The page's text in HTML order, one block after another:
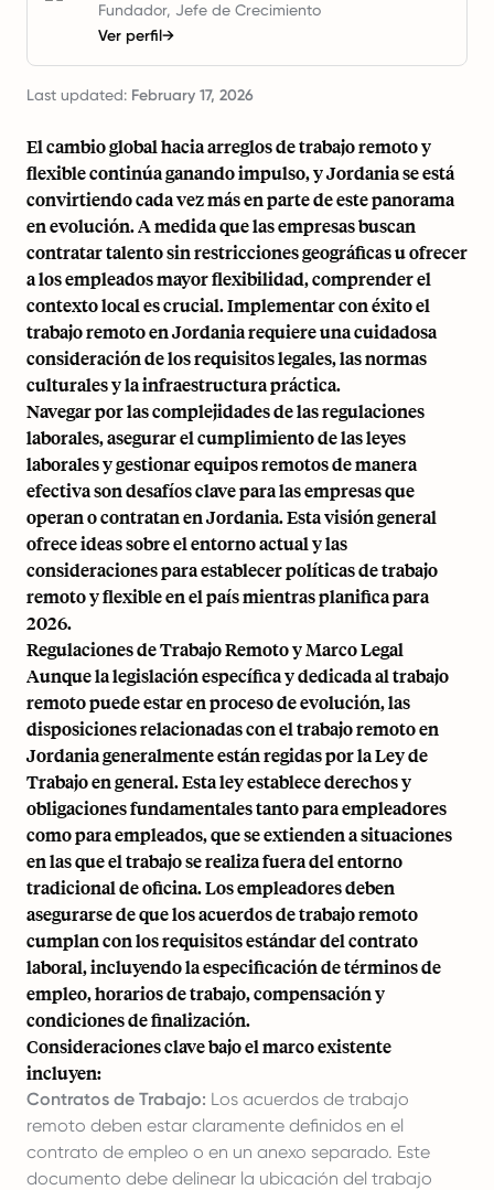
Fundador, Jefe de Crecimiento
Ver perfil→
Last updated: February 17, 2026
El cambio global hacia arreglos de trabajo remoto y
flexible continúa ganando impulso, y Jordania se está
convirtiendo cada vez más en parte de este panorama
en evolución. A medida que las empresas buscan
contratar talento sin restricciones geográficas u ofrecer
a los empleados mayor flexibilidad, comprender el
contexto local es crucial. Implementar con éxito el
trabajo remoto en Jordania requiere una cuidadosa
consideración de los requisitos legales, las normas
culturales y la infraestructura práctica.
Navegar por las complejidades de las regulaciones
laborales, asegurar el cumplimiento de las leyes
laborales y gestionar equipos remotos de manera
efectiva son desafíos clave para las empresas que
operan o contratan en Jordania. Esta visión general
ofrece ideas sobre el entorno actual y las
consideraciones para establecer políticas de trabajo
remoto y flexible en el país mientras planifica para
2026.
Regulaciones de Trabajo Remoto y Marco Legal
Aunque la legislación específica y dedicada al trabajo
remoto puede estar en proceso de evolución, las
disposiciones relacionadas con el trabajo remoto en
Jordania generalmente están regidas por la Ley de
Trabajo en general. Esta ley establece derechos y
obligaciones fundamentales tanto para empleadores
como para empleados, que se extienden a situaciones
en las que el trabajo se realiza fuera del entorno
tradicional de oficina. Los empleadores deben
asegurarse de que los acuerdos de trabajo remoto
cumplan con los requisitos estándar del contrato
laboral, incluyendo la especificación de términos de
empleo, horarios de trabajo, compensación y
condiciones de finalización.
Consideraciones clave bajo el marco existente
incluyen:
Contratos de Trabajo: Los acuerdos de trabajo
remoto deben estar claramente definidos en el
contrato de empleo o en un anexo separado. Este
documento debe delinear la ubicación del trabajo